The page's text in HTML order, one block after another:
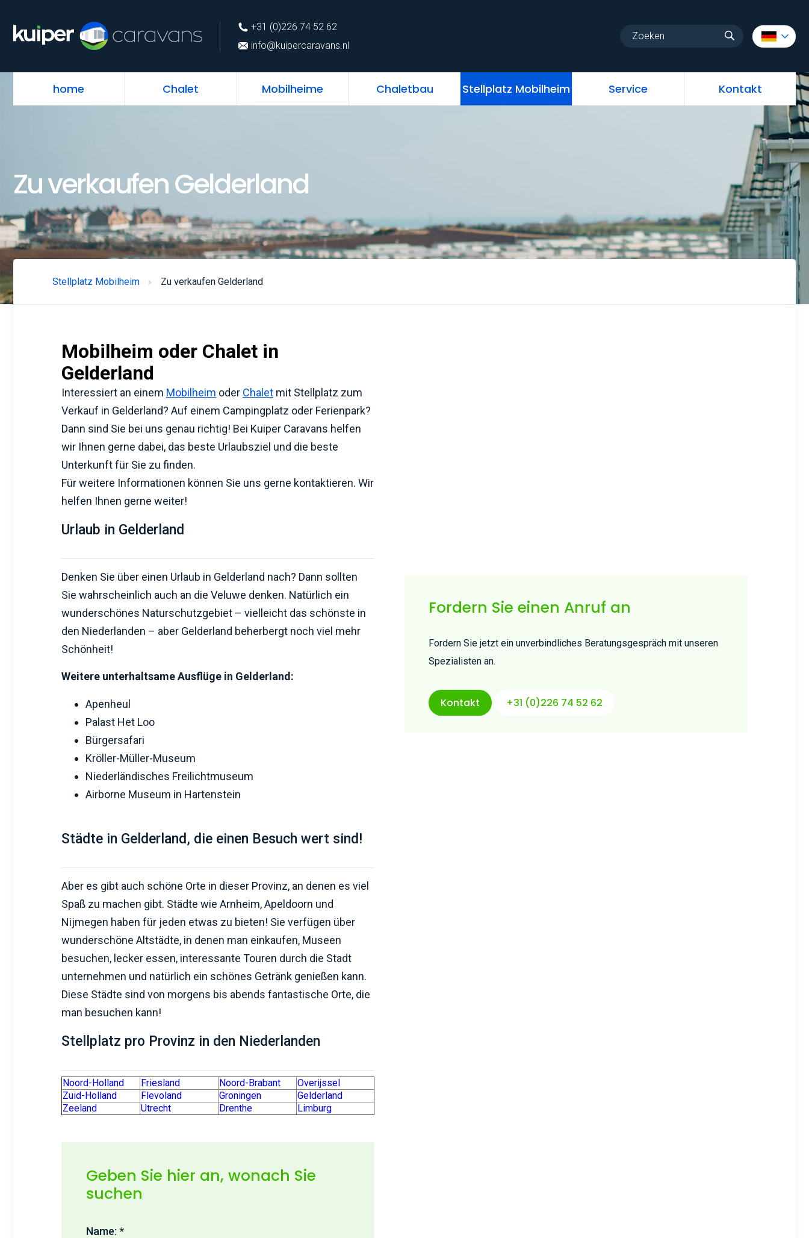
+31 (0)226 74 52 62
info@kuipercaravans.nl
home Chalet Mobilheime Chaletbau Stellplatz Mobilheim Service Kontakt
info@kuipercaravans.nl
home Kontakt
Zu verkaufen Gelderland
Stellplatz Mobilheim Zu verkaufen Gelderland
Mobilheim oder Chalet in
Gelderland
Interessiert an einem Mobilheim oder Chalet mit Stellplatz zum
Verkauf in Gelderland? Auf einem Campingplatz oder Ferienpark?
Dann sind Sie bei uns genau richtig! Bei Kuiper Caravans helfen
wir Ihnen gerne dabei, das beste Urlaubsziel und die beste
Unterkunft für Sie zu finden.
Für weitere Informationen können Sie uns gerne kontaktieren. Wir
helfen Ihnen gerne weiter!
Urlaub in Gelderland
Denken Sie über einen Urlaub in Gelderland nach? Dann sollten
Sie wahrscheinlich auch an die Veluwe denken. Natürlich ein
wunderschönes Naturschutzgebiet – vielleicht das schönste in
den Niederlanden – aber Gelderland beherbergt noch viel mehr
Schönheit!
Weitere unterhaltsame Ausflüge in Gelderland:
Apenheul
Palast Het Loo
Bürgersafari
Kröller-Müller-Museum
Niederländisches Freilichtmuseum
Airborne Museum in Hartenstein
Städte in Gelderland, die einen Besuch wert sind!
Aber es gibt auch schöne Orte in dieser Provinz, an denen es viel
Spaß zu machen gibt. Städte wie Arnheim, Apeldoorn und
Nijmegen haben für jeden etwas zu bieten! Sie verfügen über
wunderschöne Altstädte, in denen man einkaufen, Museen
besuchen, lecker essen, interessante Touren durch die Stadt
unternehmen und natürlich ein schönes Getränk genießen kann.
Diese Städte sind von morgens bis abends fantastische Orte, die
man besuchen kann!
Stellplatz pro Provinz in den Niederlanden
Noord-Holland Friesland Noord-Brabant
Overijssel
Zuid-Holland
Flevoland Groningen
Gelderland
Zeeland
Utrecht Drenthe Limburg
Geben Sie hier an, wonach Sie
suchen
Name: *
Fordern Sie einen Anruf an
Fordern Sie jetzt ein unverbindliches Beratungsgespräch mit unseren
Spezialisten an.
Kontakt +31 (0)226 74 52 62